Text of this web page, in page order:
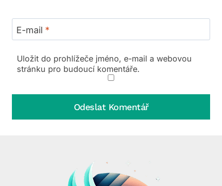
E-mail *
Uložit do prohlížeče jméno, e-mail a webovou
stránku pro budoucí komentáře.